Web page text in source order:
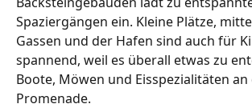
Spaziergängen ein. Kleine Plätze,
Gassen und der Hafen sind auch für
spannend, weil es überall etwas zu
Boote, Möwen und Eisspezialitäten an
Promenade.